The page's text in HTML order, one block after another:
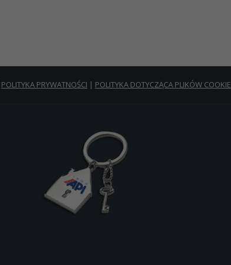
POLITYKA PRYWATNOŚCI | POLITYKA DOTYCZĄCA PLIKÓW COOKIE